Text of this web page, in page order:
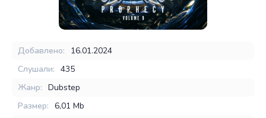
Добавлено:
16.01.2024
Слушали: 435
Жанр: Dubstep
Размер: 6,01 Mb